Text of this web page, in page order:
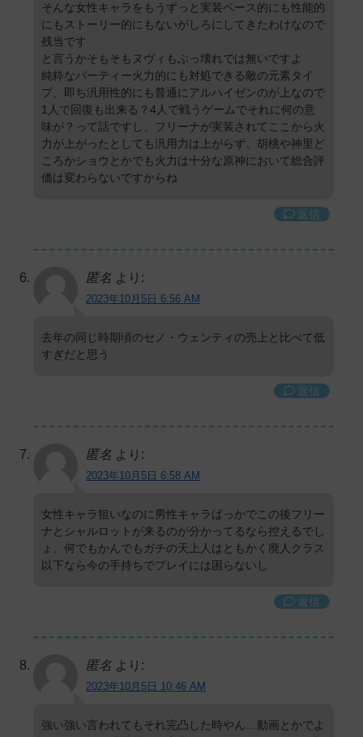
そんな女性キャラをもうずっと実装ペース的にも性能的
にもストーリー的にもないがしろにしてきたわけなので
残当です
と言うかそもそもヌヴィもぶっ壊れでは無いですよ
純粋なパーティー火力的にも対処できる敵の元素タイ
プ、即ち汎用性的にも普通にアルハイゼンのが上なので
1人で回復も出来る？4人で戦うゲームでそれに何の意
味が？って話ですし、フリーナが実装されてここから火
力が上がったとしても汎用力は上がらず、胡桃や神里ど
ころかショウとかでも火力は十分な原神において総合評
価は変わらないですからね
返信
匿名 より:
2023年10月5日 6:56 AM
去年の同じ時期頃のセノ・ウェンティの売上と比べて低
すぎだと思う
返信
匿名 より:
2023年10月5日 6:58 AM
女性キャラ狙いなのに男性キャラばっかでこの後フリー
ナとシャルロットが来るのが分かってるなら控えるでし
ょ。何でもかんでもガチの天上人はともかく廃人クラス
以下なら今の手持ちでプレイには困らないし
返信
匿名 より:
2023年10月5日 10:46 AM
強い強い言われてもそれ完凸した時やん…動画とかでよ